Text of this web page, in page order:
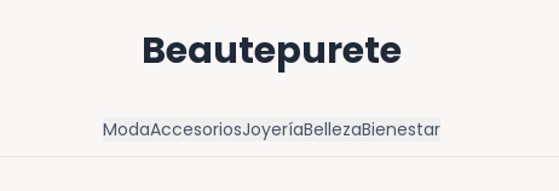
Beautepurete
ModaAccesoriosJoyeríaBellezaBienestar